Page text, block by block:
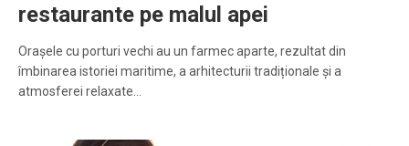
restaurante pe malul apei
Orașele cu porturi vechi au un farmec aparte, rezultat din
îmbinarea istoriei maritime, a arhitecturii tradiționale și a
atmosferei relaxate…